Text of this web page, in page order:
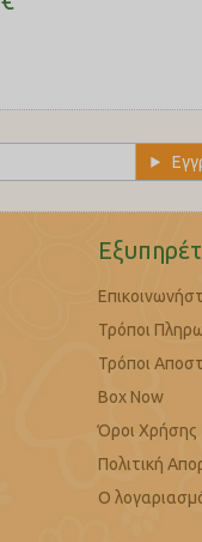
Τρόποι
Τρόποι
Box Now
Όροι Χρήσης
Πολιτική
Ο